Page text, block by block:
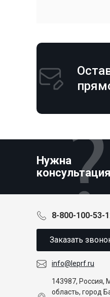
Нужна
8-800-100-53-
Заказать
info@leprf.ru
143987, Россия,
область, город